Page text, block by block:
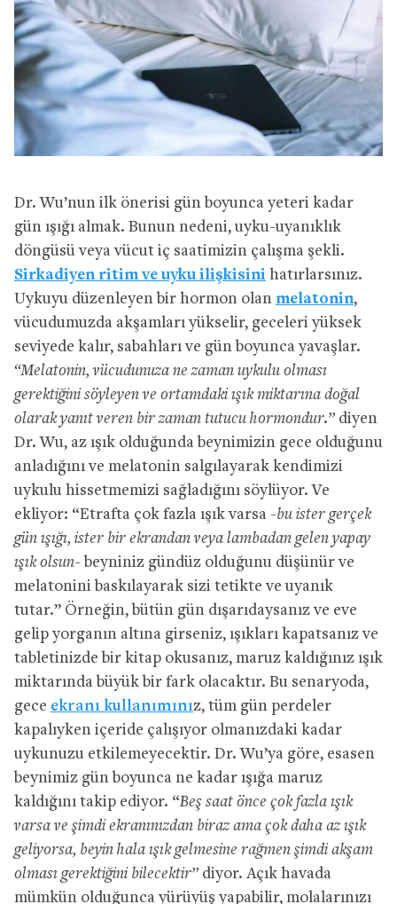
Dr. Wu’nun ilk önerisi gün boyunca yeteri kadar
gün ışığı almak. Bunun nedeni, uyku-uyanıklık
döngüsü veya vücut iç saatimizin çalışma şekli.
Sirkadiyen ritim ve uyku ilişkisini hatırlarsınız.
Uykuyu düzenleyen bir hormon olan melatonin,
vücudumuzda akşamları yükselir, geceleri yüksek
seviyede kalır, sabahları ve gün boyunca yavaşlar.
“Melatonin, vücudunuza ne zaman uykulu olması
gerektiğini söyleyen ve ortamdaki ışık miktarına doğal
olarak yanıt veren bir zaman tutucu hormondur.” diyen
Dr. Wu, az ışık olduğunda beynimizin gece olduğunu
anladığını ve melatonin salgılayarak kendimizi
uykulu hissetmemizi sağladığını söylüyor. Ve
ekliyor: “Etrafta çok fazla ışık varsa -bu ister gerçek
gün ışığı, ister bir ekrandan veya lambadan gelen yapay
ışık olsun- beyniniz gündüz olduğunu düşünür ve
melatonini baskılayarak sizi tetikte ve uyanık
tutar.” Örneğin, bütün gün dışarıdaysanız ve eve
gelip yorganın altına girseniz, ışıkları kapatsanız ve
tabletinizde bir kitap okusanız, maruz kaldığınız ışık
miktarında büyük bir fark olacaktır. Bu senaryoda,
gece ekranı kullanımınız, tüm gün perdeler
kapalıyken içeride çalışıyor olmanızdaki kadar
uykunuzu etkilemeyecektir. Dr. Wu’ya göre, esasen
beynimiz gün boyunca ne kadar ışığa maruz
kaldığını takip ediyor. “Beş saat önce çok fazla ışık
varsa ve şimdi ekranınızdan biraz ama çok daha az ışık
geliyorsa, beyin hala ışık gelmesine rağmen şimdi akşam
olması gerektiğini bilecektir” diyor. Açık havada
mümkün olduğunca yürüyüş yapabilir, molalarınızı